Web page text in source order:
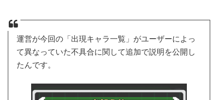
運営が今回の「出現キャラ一覧」がユーザーによっ
て異なっていた不具合に関して追加で説明を公開し
たんです。